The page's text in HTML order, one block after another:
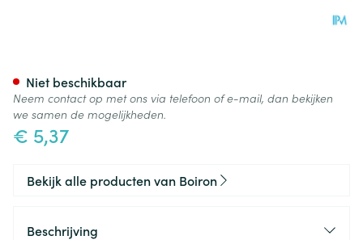
€ 5,37
Niet beschikbaar
Neem contact op met ons via telefoon of e-mail, dan bekijken
we samen de mogelijkheden.
Bekijk alle producten van Boiron
Beschrijving